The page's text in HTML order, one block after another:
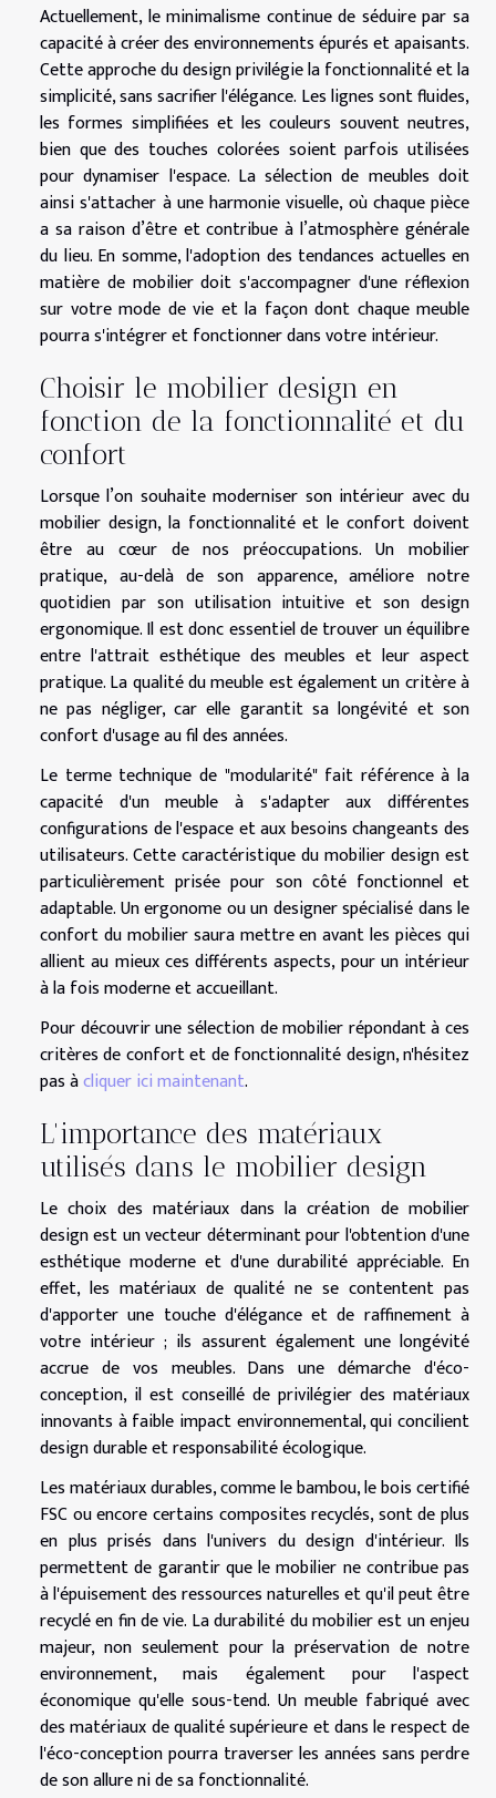
Actuellement, le minimalisme continue de séduire par sa
capacité à créer des environnements épurés et apaisants.
Cette approche du design privilégie la fonctionnalité et la
simplicité, sans sacrifier l'élégance. Les lignes sont fluides,
les formes simplifiées et les couleurs souvent neutres,
bien que des touches colorées soient parfois utilisées
pour dynamiser l'espace. La sélection de meubles doit
ainsi s'attacher à une harmonie visuelle, où chaque pièce
a sa raison d’être et contribue à l’atmosphère générale
du lieu. En somme, l'adoption des tendances actuelles en
matière de mobilier doit s'accompagner d'une réflexion
sur votre mode de vie et la façon dont chaque meuble
pourra s'intégrer et fonctionner dans votre intérieur.
Choisir le mobilier design en
fonction de la fonctionnalité et du
confort
Lorsque l’on souhaite moderniser son intérieur avec du
mobilier design, la fonctionnalité et le confort doivent
être au cœur de nos préoccupations. Un mobilier
pratique, au-delà de son apparence, améliore notre
quotidien par son utilisation intuitive et son design
ergonomique. Il est donc essentiel de trouver un équilibre
entre l'attrait esthétique des meubles et leur aspect
pratique. La qualité du meuble est également un critère à
ne pas négliger, car elle garantit sa longévité et son
confort d'usage au fil des années.
Le terme technique de "modularité" fait référence à la
capacité d'un meuble à s'adapter aux différentes
configurations de l'espace et aux besoins changeants des
utilisateurs. Cette caractéristique du mobilier design est
particulièrement prisée pour son côté fonctionnel et
adaptable. Un ergonome ou un designer spécialisé dans le
confort du mobilier saura mettre en avant les pièces qui
allient au mieux ces différents aspects, pour un intérieur
à la fois moderne et accueillant.
Pour découvrir une sélection de mobilier répondant à ces
critères de confort et de fonctionnalité design, n'hésitez
pas àcliquer ici maintenant.
L'importance des matériaux
utilisés dans le mobilier design
Le choix des matériaux dans la création de mobilier
design est un vecteur déterminant pour l'obtention d'une
esthétique moderne et d'une durabilité appréciable. En
effet, les matériaux de qualité ne se contentent pas
d'apporter une touche d'élégance et de raffinement à
votre intérieur ; ils assurent également une longévité
accrue de vos meubles. Dans une démarche d'éco-
conception, il est conseillé de privilégier des matériaux
innovants à faible impact environnemental, qui concilient
design durable et responsabilité écologique.
Les matériaux durables, comme le bambou, le bois certifié
FSC ou encore certains composites recyclés, sont de plus
en plus prisés dans l'univers du design d'intérieur. Ils
permettent de garantir que le mobilier ne contribue pas
à l'épuisement des ressources naturelles et qu'il peut être
recyclé en fin de vie. La durabilité du mobilier est un enjeu
majeur, non seulement pour la préservation de notre
environnement, mais également pour l'aspect
économique qu'elle sous-tend. Un meuble fabriqué avec
des matériaux de qualité supérieure et dans le respect de
l'éco-conception pourra traverser les années sans perdre
de son allure ni de sa fonctionnalité.